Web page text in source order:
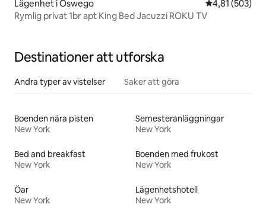
Lägenhet i Oswego 4,81 av 5 i
4,81 (503)
Rymlig privat 1br apt King Bed Jacuzzi ROKU TV
Destinationer att utforska
Andra typer av vistelser Saker att göra
Boenden nära pisten
New York
Semesteranläggningar
New York
Bed and breakfast
New York
Boenden med frukost
New York
Öar
New York
Lägenhetshotell
New York